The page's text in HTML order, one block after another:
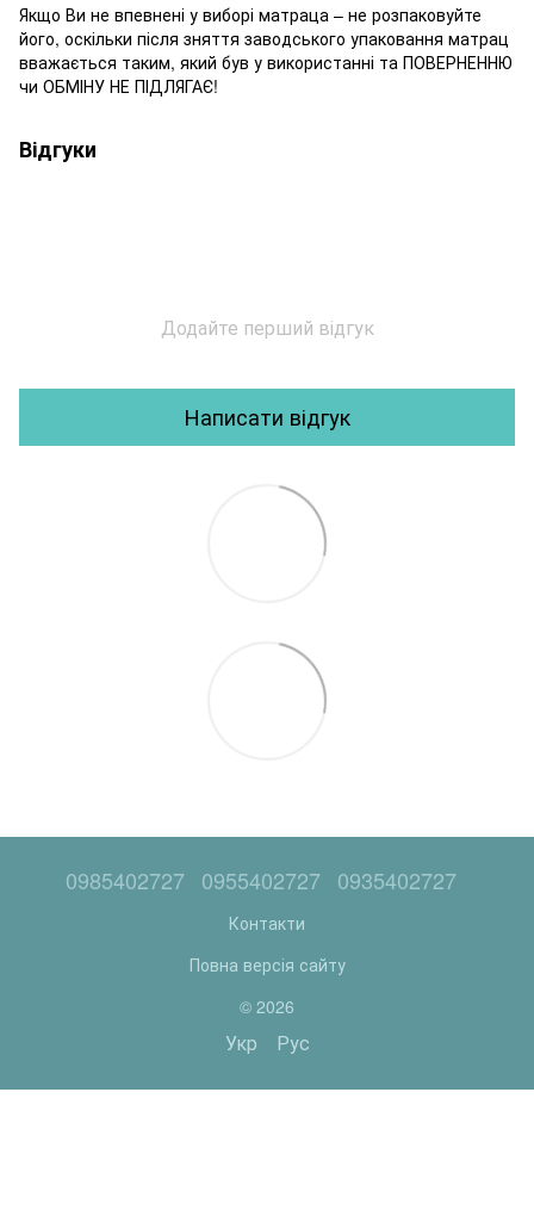
Якщо Ви не впевнені у виборі матраца – не розпаковуйте
його, оскільки після зняття заводського упаковання матрац
вважається таким, який був у використанні та ПОВЕРНЕННЮ
чи ОБМІНУ НЕ ПІДЛЯГАЄ!
Відгуки
Додайте перший відгук
Написати відгук
0985402727 0955402727 0935402727
Контакти
Повна версія сайту
© 2026
Укр Рус